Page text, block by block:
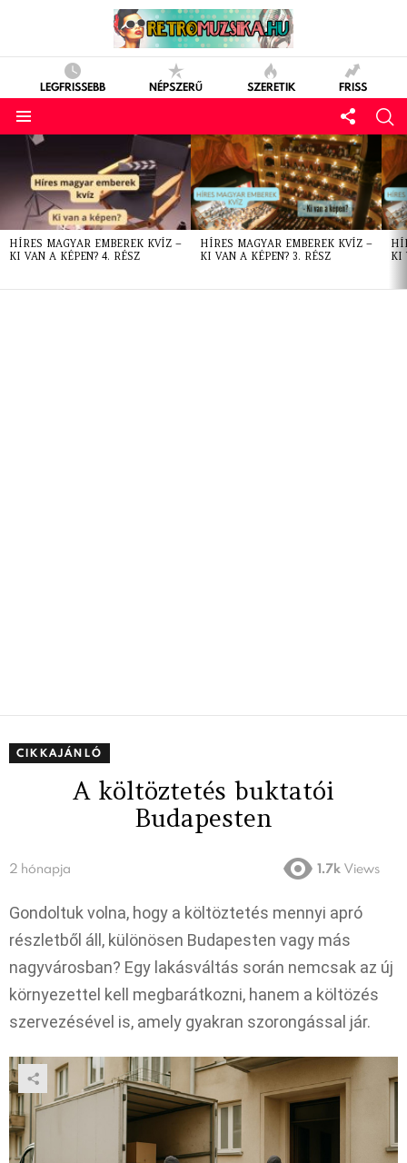
LEGFRISSEBB NÉPSZERŰ SZERETIK FRISS
LATEST
STORIES
HÍRES MAGYAR EMBEREK KVÍZ –
KI VAN A KÉPEN? 4. RÉSZ
HÍRES MAGYAR EMBEREK KVÍZ –
KI VAN A KÉPEN? 3. RÉSZ
KI
CIKKAJÁNLÓ
A költöztetés buktatói
Budapesten
2 hónapja 1.7k Views
Gondoltuk volna, hogy a költöztetés mennyi apró
részletből áll, különösen Budapesten vagy más
nagyvárosban? Egy lakásváltás során nemcsak az új
környezettel kell megbarátkozni, hanem a költözés
szervezésével is, amely gyakran szorongással jár.